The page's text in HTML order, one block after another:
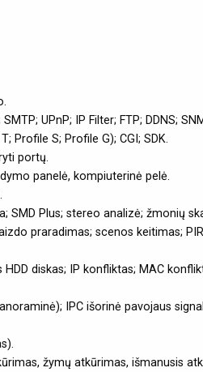
UPnP; IP Filter; FTP; DDNS;
Profile S; Profile G); CGI; SDK.
portų.
panelė, kompiuterinė pelė.
Plus; stereo analizė; žmonių
praradimas; scenos keitimas;
diskas; IP konfliktas; MAC
IPC išorinė pavojaus
žymų atkūrimas, išmanusis